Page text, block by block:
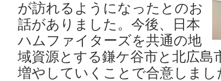
が訪れるようになったとのお
話がありました。今後、日本
ハムファイターズを共通の地
域資源とする鎌ケ谷市と北広島
増やしていくことで合意しまし